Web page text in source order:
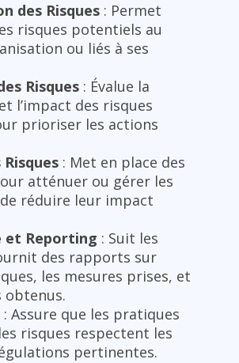
des Risques : Permet
risques potentiels au
ou liés à ses
Risques : Évalue la
l’impact des risques
prioriser les actions
: Met en place des
atténuer ou gérer les
réduire leur impact
et Reporting : Suit les
des rapports sur
les mesures prises, et
obtenus.
: Assure que les pratiques
risques respectent les
pertinentes.